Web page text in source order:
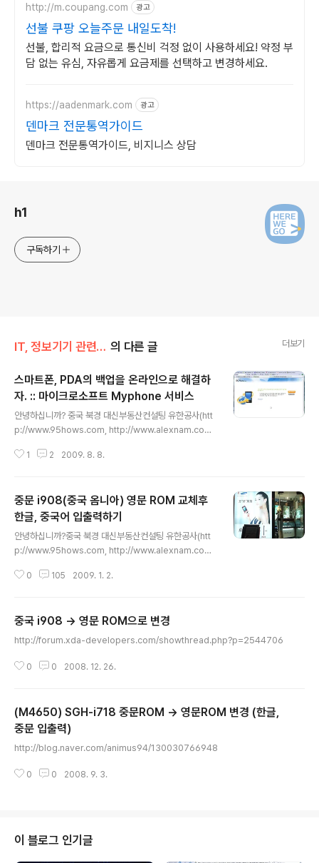
http://m.coupang.com 광고
선불 쿠팡 오늘주문 내일도착!
선불, 합리적 요금으로 통신비 걱정 없이 사용하세요! 약정 부
담 없는 유심, 자유롭게 요금제를 선택하고 변경하세요.
https://aadenmark.com 광고
덴마크 전문통역가이드
덴마크 전문통역가이드, 비지니스 상담
h1
구독하기
IT, 정보기기 관련/Windows Mobile 관련 의 다른 글 더보기
스마트폰, PDA의 백업을 온라인으로 해결하
자. :: 마이크로소프트 Myphone 서비스
안녕하십니까? 중국 북경 대신부동산컨설팅 유한공사(htt
p://www.95hows.com, http://www.alexnam.com)
스페리아 등의 스마트폰이 유행하면서, 스마트폰 사용자들
여년 된것 같네요...) 스마트폰이나 PDA의 경우 각종 프로
그램을 설치할 수 있어서, 다양하게 사용할 수 있는 장치가
장점입니다. 스마트폰이나 PDA의 내용을 백업하는 각종
프로그램들이(Spb Backup과 같은) 많이 나와 있지만, 대
부분 해당 프로그램은 유료 프로그램입니다. 또한, PC와 S
ync를 통해 해당 디바이스의 백업 데이터를 PC에..
1 2 2009. 8. 8.
중문 i908(중국 옴니아) 영문 ROM 교체후
한글, 중국어 입출력하기
안녕하십니까?중국 북경 대신부동산컨설팅 유한공사(htt
p://www.95hows.com, http://www.alexnam.com)
중문및 한글 입출력 해 달라고 오시네요..아는 지인들(40
는 중국에서 판매하는 모델은 SGH-i908E입니다.OS는
중문이 탑재되어 있어, 항상 중국에서 판매하는 PDA를 구
싶은 욕망이 있습니다.최근 옴니아 폰이 전세계적으로 인
0 105 2009. 1. 2.
중국 i908 -> 영문 ROM으로 변경
http://forum.xda-developers.com/showthread.php?p=2544706
0 0 2008. 12. 26.
(M4650) SGH-i718 중문ROM -> 영문ROM 변경 (한글,
중문 입출력)
http://blog.naver.com/animus94/130030766948
0 0 2008. 9. 3.
이 블로그 인기글